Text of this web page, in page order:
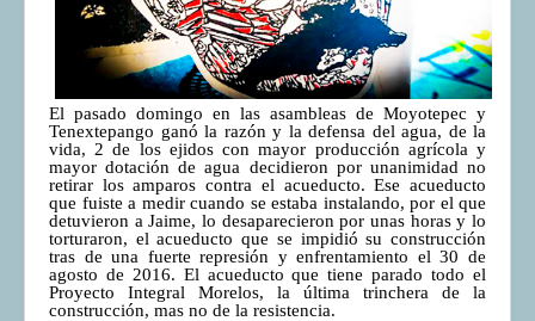
El pasado domingo en las asambleas de Moyotepec y
Tenextepango ganó la razón y la defensa del agua, de la
vida, 2 de los ejidos con mayor producción agrícola y
mayor dotación de agua decidieron por unanimidad no
retirar los amparos contra el acueducto. Ese acueducto
que fuiste a medir cuando se estaba instalando, por el que
detuvieron a Jaime, lo desaparecieron por unas horas y lo
torturaron, el acueducto que se impidió su construcción
tras de una fuerte represión y enfrentamiento el 30 de
agosto de 2016. El acueducto que tiene parado todo el
Proyecto Integral Morelos, la última trinchera de la
construcción, mas no de la resistencia.